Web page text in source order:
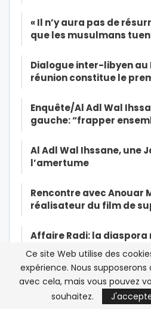
« Il n’y aura pas de
que les musulmans
Dialogue inter-libyen au
réunion constitue le
Enquête/Al Adl Wal
gauche: “frapper
Al Adl Wal Ihssane, une
l’amertume
Rencontre avec Anouar
réalisateur du film de
Affaire Radi: la diaspora
France dénonce toute…
Mohammed VI insiste
lutte contre le
Ce site Web utilise des
expérience. Nous
avec cela, mais vous pouvez
souhaitez.